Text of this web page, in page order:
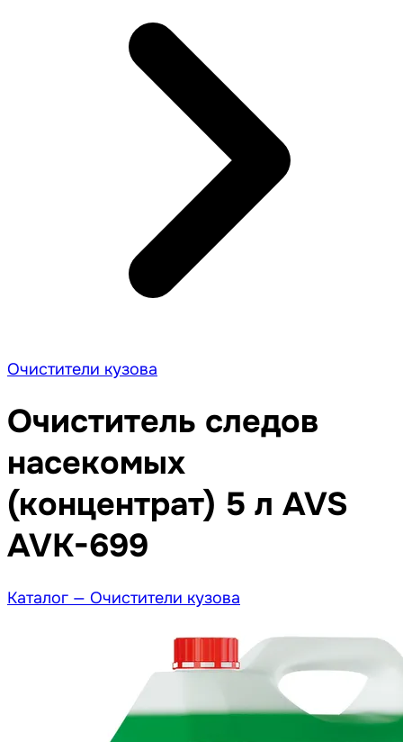
Очистители кузова
Очиститель следов
насекомых
(концентрат) 5 л AVS
AVK-699
Каталог — Очистители кузова